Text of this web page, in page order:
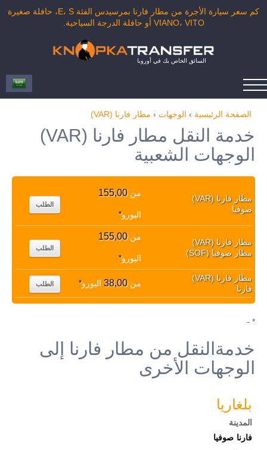
كم سعر سيارة الأجرة من مطار فارنا بمرسيدس الفئة E، S، حافلة صغيرة
VIANO، VITO أو حافلة الدرجة السياحية.
السائق الخاص بك في أوروبا
الصفحة الرئيسية › الوجهات › مطار فارنا (VAR)
خدمة النقل مطار فارنا (VAR)
الوجهات الشعبية
مطار فارنا (VAR)
صوفيا
من155,00
اليورو*
الطلب
مطار فارنا (VAR)
مطار صوفيا (SOF)
من155,00
اليورو*
الطلب
مطار فارنا (VAR)
فارنا
من38,00 اليورو* الطلب
* -
خدمةالنقل من مطار فارنا إلى
الوجهات الأخرى
بلغاريا
المدينة
فارنا صوفيا